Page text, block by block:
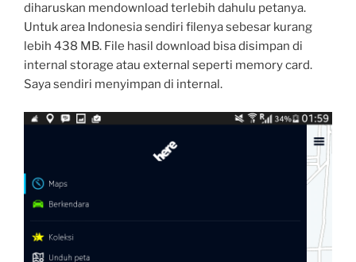
diharuskan mendownload terlebih dahulu petanya.
Untuk area Indonesia sendiri filenya sebesar kurang
lebih 438 MB. File hasil download bisa disimpan di
internal storage atau external seperti memory card.
Saya sendiri menyimpan di internal.